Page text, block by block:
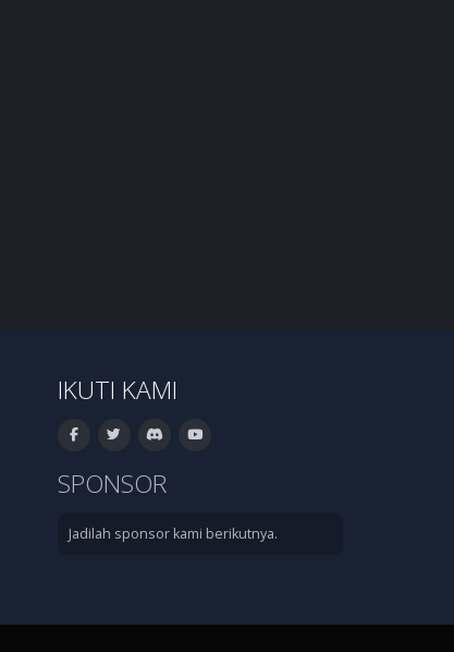
IKUTI KAMI
SPONSOR
Jadilah sponsor kami berikutnya.